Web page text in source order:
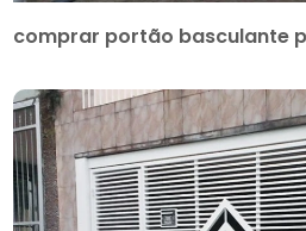
comprar portão basculante